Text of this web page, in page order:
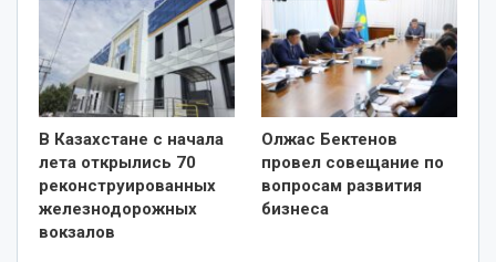
В Казахстане с начала
лета открылись 70
реконструированных
железнодорожных
вокзалов
Олжас Бектенов
провел совещание по
вопросам развития
бизнеса